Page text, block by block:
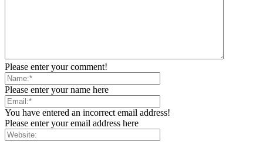
Please enter your comment!
Please enter your name here
You have entered an incorrect email address!
Please enter your email address here